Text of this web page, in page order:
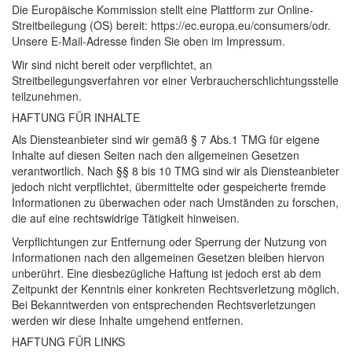
Die Europäische Kommission stellt eine Plattform zur Online-
Streitbeilegung (OS) bereit: https://ec.europa.eu/consumers/odr.
Unsere E-Mail-Adresse finden Sie oben im Impressum.
Wir sind nicht bereit oder verpflichtet, an
Streitbeilegungsverfahren vor einer Verbraucherschlichtungsstelle
teilzunehmen.
HAFTUNG FÜR INHALTE
Als Diensteanbieter sind wir gemäß § 7 Abs.1 TMG für eigene
Inhalte auf diesen Seiten nach den allgemeinen Gesetzen
verantwortlich. Nach §§ 8 bis 10 TMG sind wir als Diensteanbieter
jedoch nicht verpflichtet, übermittelte oder gespeicherte fremde
Informationen zu überwachen oder nach Umständen zu forschen,
die auf eine rechtswidrige Tätigkeit hinweisen.
Verpflichtungen zur Entfernung oder Sperrung der Nutzung von
Informationen nach den allgemeinen Gesetzen bleiben hiervon
unberührt. Eine diesbezügliche Haftung ist jedoch erst ab dem
Zeitpunkt der Kenntnis einer konkreten Rechtsverletzung möglich.
Bei Bekanntwerden von entsprechenden Rechtsverletzungen
werden wir diese Inhalte umgehend entfernen.
HAFTUNG FÜR LINKS